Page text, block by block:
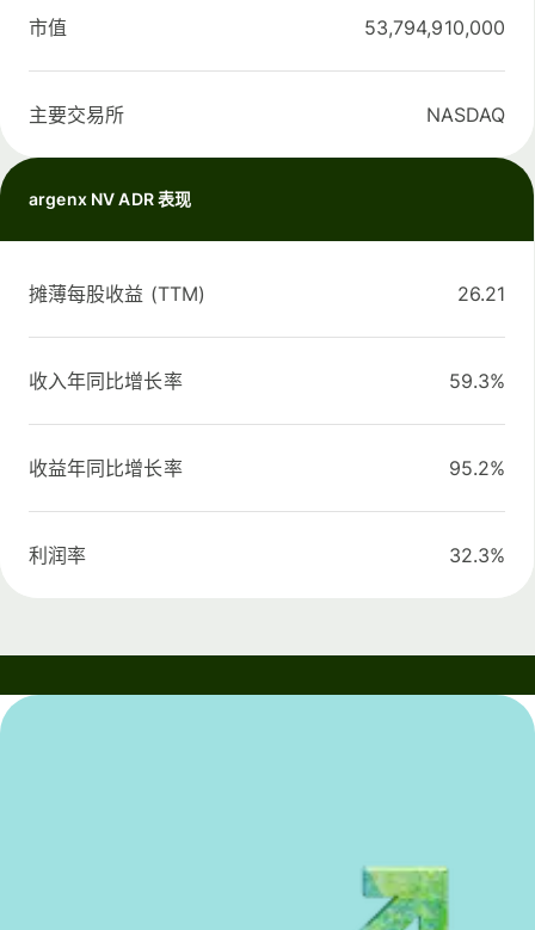
市值 53,794,910,000
主要交易所 NASDAQ
argenx NV ADR 表现
摊薄每股收益 (TTM) 26.21
收入年同比增长率 59.3%
收益年同比增长率 95.2%
利润率 32.3%